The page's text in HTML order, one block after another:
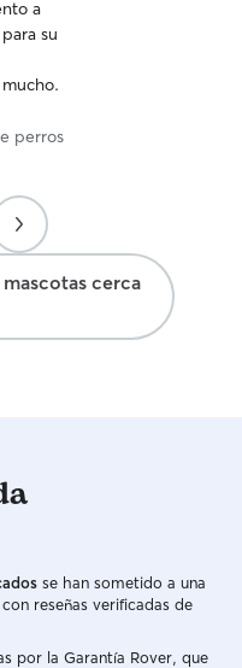
parque para
sentirse libre ,
llevar a tu
para ellos.
a
su
perros
cerca
se han sometido a una
reseñas verificadas de
por la Garantía Rover, que